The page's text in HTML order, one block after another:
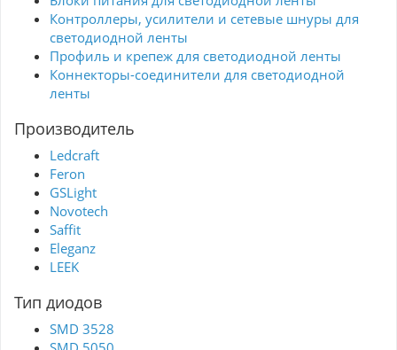
Контроллеры, усилители и сетевые шнуры для
светодиодной ленты
Профиль и крепеж для светодиодной ленты
Коннекторы-соединители для светодиодной
ленты
Производитель
Ledcraft
Feron
GSLight
Novotech
Saffit
Eleganz
LEEK
Тип диодов
SMD 3528